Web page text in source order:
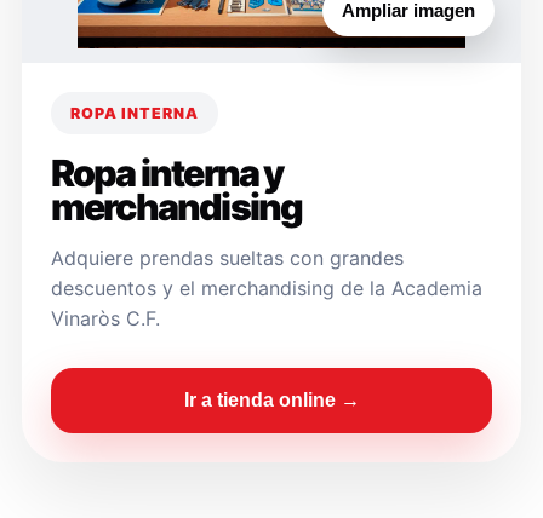
Ampliar imagen
ROPA INTERNA
Ropa interna y
merchandising
Adquiere prendas sueltas con grandes
descuentos y el merchandising de la Academia
Vinaròs C.F.
Ir a tienda online →